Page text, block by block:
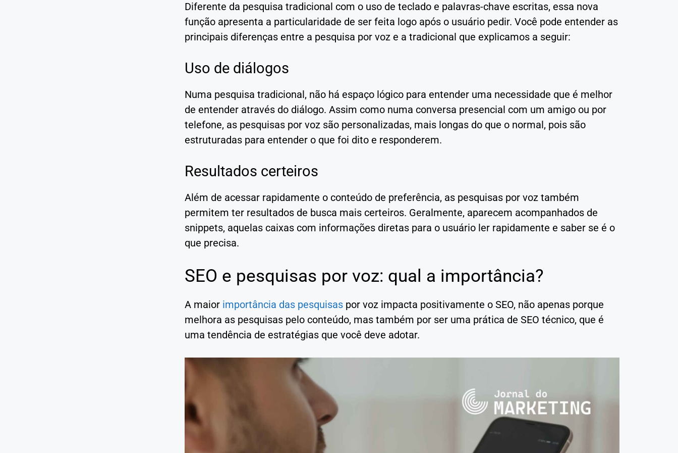
Diferente da pesquisa tradicional com o uso de teclado e palavras-chave escritas, essa nova
função apresenta a particularidade de ser feita logo após o usuário pedir. Você pode entender as
principais diferenças entre a pesquisa por voz e a tradicional que explicamos a seguir:
Uso de diálogos
Numa pesquisa tradicional, não há espaço lógico para entender uma necessidade que é melhor
de entender através do diálogo. Assim como numa conversa presencial com um amigo ou por
telefone, as pesquisas por voz são personalizadas, mais longas do que o normal, pois são
estruturadas para entender o que foi dito e responderem.
Resultados certeiros
Além de acessar rapidamente o conteúdo de preferência, as pesquisas por voz também
permitem ter resultados de busca mais certeiros. Geralmente, aparecem acompanhados de
snippets, aquelas caixas com informações diretas para o usuário ler rapidamente e saber se é o
que precisa.
SEO e pesquisas por voz: qual a importância?
A maior importância das pesquisaspor voz impacta positivamente o SEO, não apenas porque
melhora as pesquisas pelo conteúdo, mas também por ser uma prática de SEO técnico, que é
uma tendência de estratégias que você deve adotar.